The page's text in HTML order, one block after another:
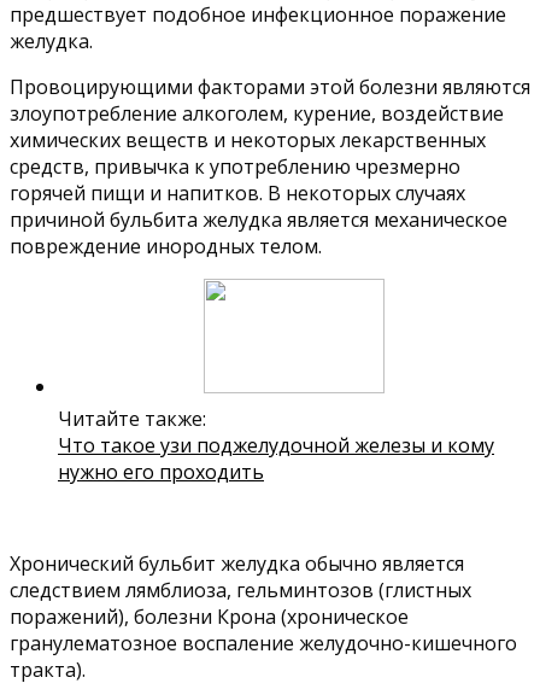
предшествует подобное инфекционное поражение
желудка.
Провоцирующими факторами этой болезни являются
злоупотребление алкоголем, курение, воздействие
химических веществ и некоторых лекарственных
средств, привычка к употреблению чрезмерно
горячей пищи и напитков. В некоторых случаях
причиной бульбита желудка является механическое
повреждение инородных телом.
Читайте также:
Что такое узи поджелудочной железы и кому
нужно его проходить
Хронический бульбит желудка обычно является
следствием лямблиоза, гельминтозов (глистных
поражений), болезни Крона (хроническое
гранулематозное воспаление желудочно-кишечного
тракта).